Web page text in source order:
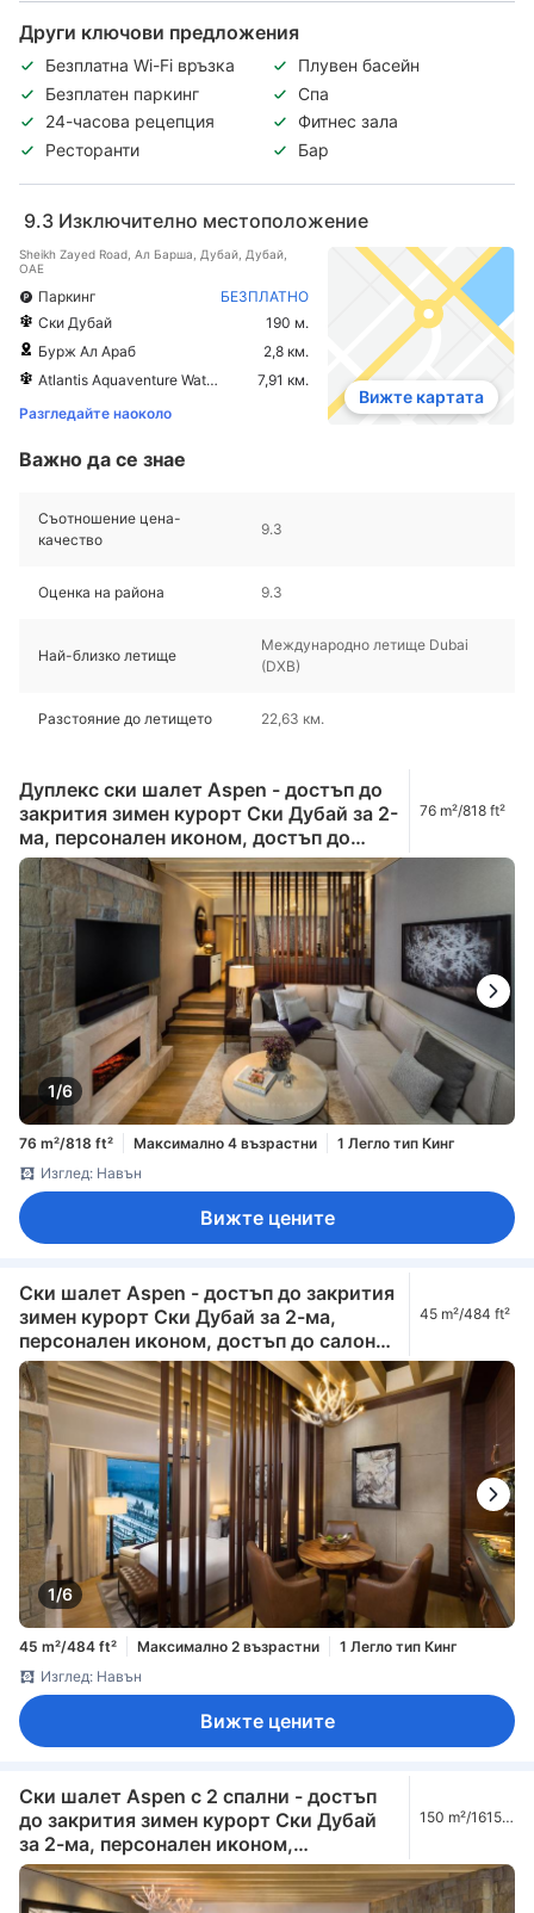
Други ключови предложения
Безплатна Wi-Fi връзка
Плувен басейн
Безплатен паркинг
Спа
24-часова рецепция
Фитнес зала
Ресторанти
Бар
9.3 Изключително местоположение
Sheikh Zayed Road, Ал Барша, Дубай, Дубай,
ОАЕ
Паркинг
БЕЗПЛАТНО
Ски Дубай
190 м.
Бурж Ал Араб
2,8 км.
Atlantis Aquaventure Waterpark
7,91 км.
Разгледайте наоколо
Вижте картата
Важно да се знае
Съотношение цена-
качество
9.3
Оценка на района 9.3
Най-близко летище
Международно летище Dubai
(DXB)
Разстояние до летището 22,63 км.
Дуплекс ски шалет Aspen - достъп до
закрития зимен курорт Ски Дубай за 2-
ма, персонален иконом, достъп до
салона, който включва следобеден
чай, в (Duplex Aspen Ski Chalet - Access
to Snow Park in Ski Dubai for 2, Private
Butler, Lounge Access including
Afternoon Tea, Evening Cocktail Hours,
Soft Refreshments & Canapes)
76 m²/818 ft²
1/6
76 m²/818 ft² Максимално 4 възрастни
1 Легло тип Кинг
Изглед: Навън
Вижте цените
Ски шалет Aspen - достъп до закрития
зимен курорт Ски Дубай за 2-ма,
персонален иконом, достъп до салона,
който включва следобеден чай,
вечерни к (Aspen Ski Chalet - Access to
Snow Park in Ski Dubai for 2, Private
Butler, Lounge Access including
Afternoon Tea, Evening Cocktail Hours,
Soft Refreshments & Canapes)
45 m²/484 ft²
1/6
45 m²/484 ft² Максимално 2 възрастни
1 Легло тип Кинг
Изглед: Навън
Вижте цените
Ски шалет Aspen с 2 спални - достъп
до закрития зимен курорт Ски Дубай
за 2-ма, персонален иконом,
трансфери до летището в Дубай,
достъп до салона (Aspen Two-Bedroom
150 m²/1615